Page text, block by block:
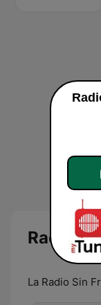
Radio
La Radio Sin